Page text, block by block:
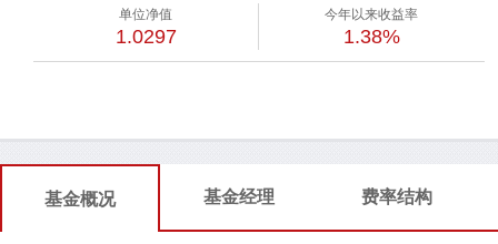
单位净值
1.0297
今年以来收益率
1.38%
基金概况 基金经理 费率结构